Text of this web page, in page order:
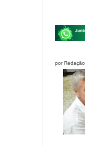
por Redação